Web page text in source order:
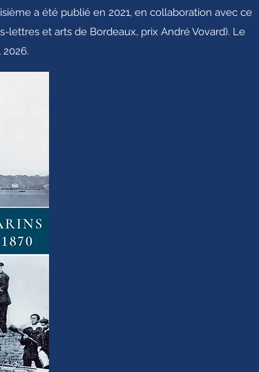
a été publié en 2021, en collaboration avec ce
et arts de Bordeaux, prix André Vovard). Le